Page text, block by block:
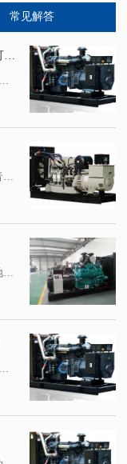
常见解答
西安静音发电机组厂家——为您打造安静、可靠的发电设备